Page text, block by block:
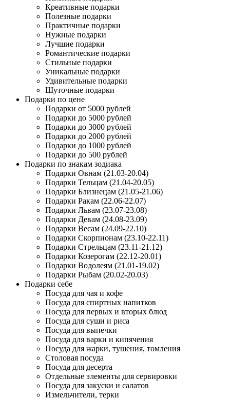
Креативные подарки
Полезные подарки
Практичные подарки
Нужные подарки
Лучшие подарки
Романтические подарки
Стильные подарки
Уникальные подарки
Удивительные подарки
Шуточные подарки
Подарки по цене
Подарки от 5000 рублей
Подарки до 5000 рублей
Подарки до 3000 рублей
Подарки до 2000 рублей
Подарки до 1000 рублей
Подарки до 500 рублей
Подарки по знакам зодиака
Подарки Овнам (21.03-20.04)
Подарки Тельцам (21.04-20.05)
Подарки Близнецам (21.05-21.06)
Подарки Ракам (22.06-22.07)
Подарки Львам (23.07-23.08)
Подарки Девам (24.08-23.09)
Подарки Весам (24.09-22.10)
Подарки Скорпионам (23.10-22.11)
Подарки Стрельцам (23.11-21.12)
Подарки Козерогам (22.12-20.01)
Подарки Водолеям (21.01-19.02)
Подарки Рыбам (20.02-20.03)
Подарки себе
Посуда для чая и кофе
Посуда для спиртных напитков
Посуда для первых и вторых блюд
Посуда для суши и риса
Посуда для выпечки
Посуда для варки и кипячения
Посуда для жарки, тушения, томления
Столовая посуда
Посуда для десерта
Отдельные элементы для сервировки
Посуда для закуски и салатов
Измельчители, терки